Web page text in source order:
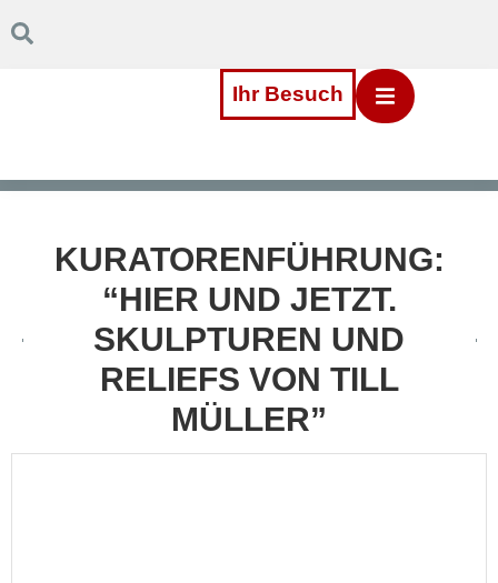
Inhalt
zum
Ihr Besuch
KURATORENFÜHRUNG:
“HIER UND JETZT.
SKULPTUREN UND
RELIEFS VON TILL
MÜLLER”